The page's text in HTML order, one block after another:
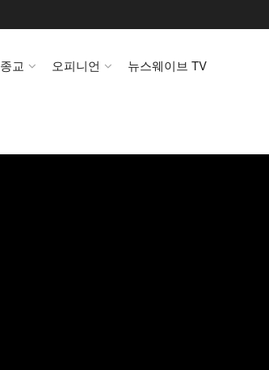
종교 오피니언 뉴스웨이브 TV